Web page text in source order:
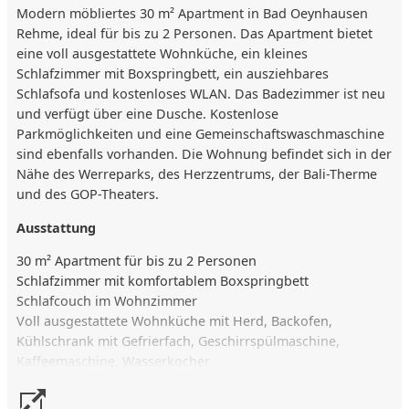
Modern möbliertes 30 m² Apartment in Bad Oeynhausen
Rehme, ideal für bis zu 2 Personen. Das Apartment bietet
eine voll ausgestattete Wohnküche, ein kleines
Schlafzimmer mit Boxspringbett, ein ausziehbares
Schlafsofa und kostenloses WLAN. Das Badezimmer ist neu
und verfügt über eine Dusche. Kostenlose
Parkmöglichkeiten und eine Gemeinschaftswaschmaschine
sind ebenfalls vorhanden. Die Wohnung befindet sich in der
Nähe des Werreparks, des Herzzentrums, der Bali-Therme
und des GOP-Theaters.
Ausstattung
30 m² Apartment für bis zu 2 Personen
Schlafzimmer mit komfortablem Boxspringbett
Schlafcouch im Wohnzimmer
Voll ausgestattete Wohnküche mit Herd, Backofen,
Kühlschrank mit Gefrierfach, Geschirrspülmaschine,
Kaffeemaschine, Wasserkocher
Spiegelschrank